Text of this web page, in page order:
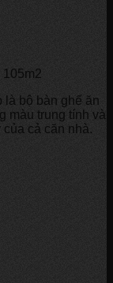
là bộ bàn ghế ăn
màu trung tính và
cả căn nhà.